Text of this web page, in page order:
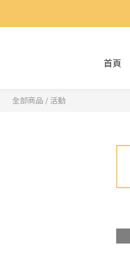
首頁
全部商品 / 活動